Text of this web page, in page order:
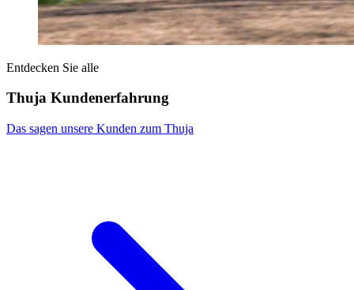
Entdecken Sie alle
Thuja Kundenerfahrung
Das sagen unsere Kunden zum Thuja